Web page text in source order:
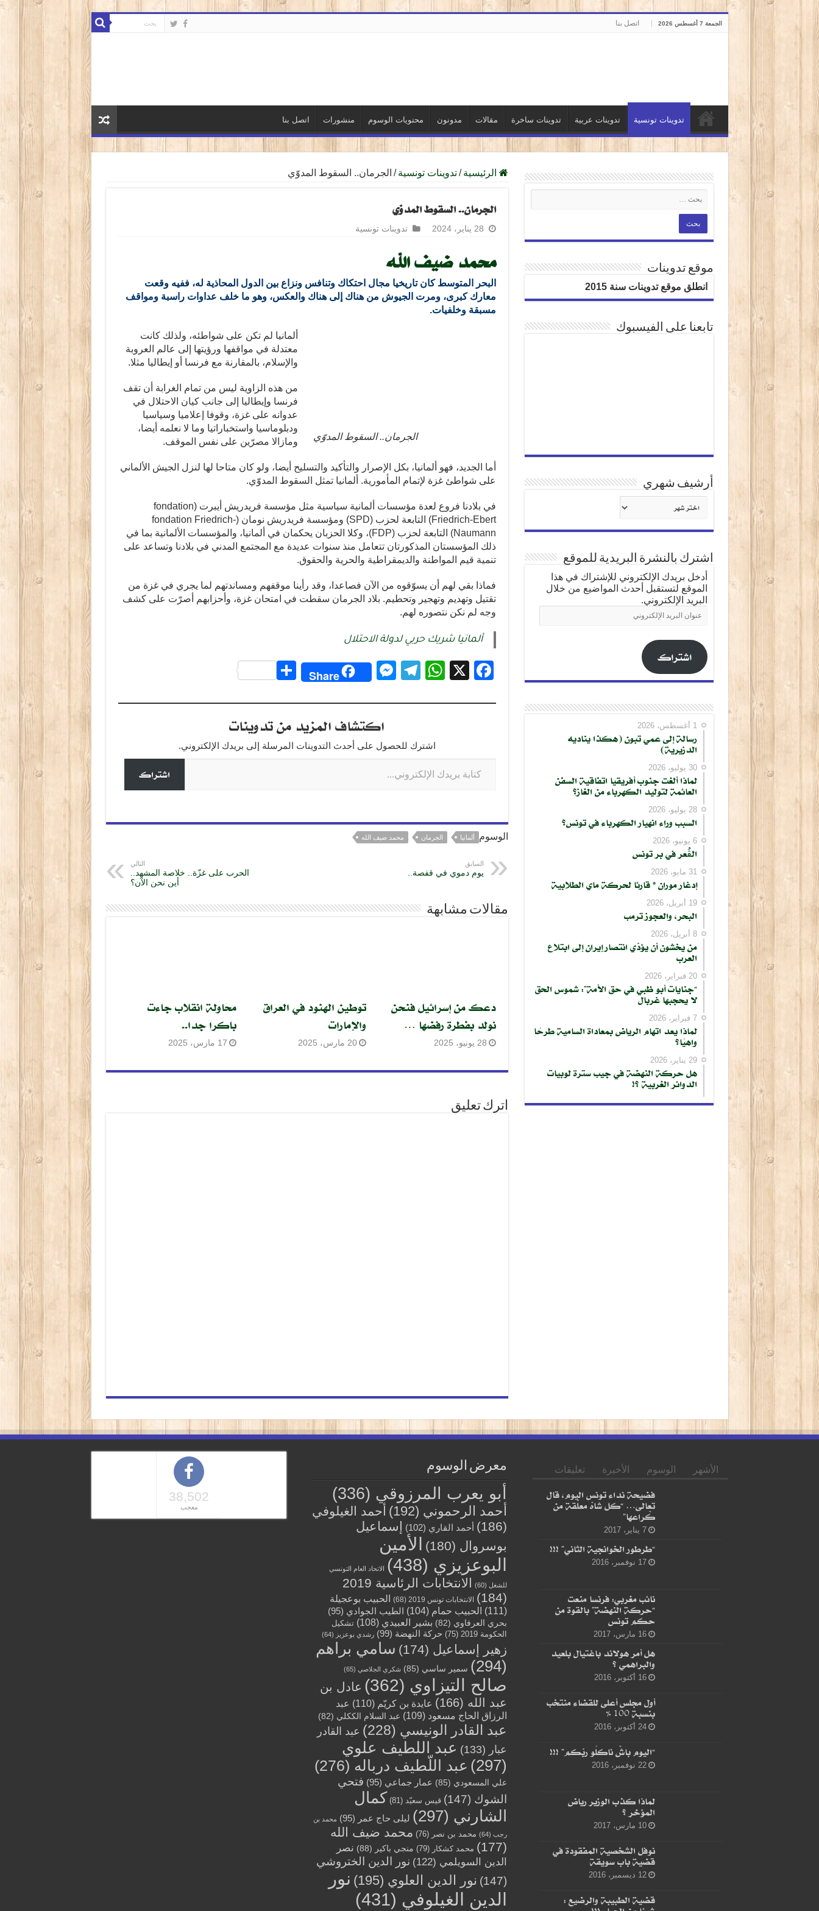
الجمعة 7 أغسطس 2026 اتصل بنا
تدوينات تونسية تدوينات عربية تدوينات ساخرة مقالات مدونون محتويات الوسوم منشورات اتصل بنا
الرئيسية / تدوينات تونسية / الجرمان.. السقوط المدوّي
الجرمان.. السقوط المدوّي
28 يناير، 2024 تدوينات تونسية
محمد ضيف الله
البحر المتوسط كان تاريخيا مجال احتكاك وتنافس ونزاع بين الدول المحاذية له، ففيه وقعت
معارك كبرى، ومرت الجيوش من هناك إلى هناك والعكس، وهو ما خلف عداوات راسبة ومواقف
مسبقة وخلفيات.
الجرمان.. السقوط المدوّي
ألمانيا لم تكن على شواطئه، ولذلك كانت
معتدلة في مواقفها ورؤيتها إلى عالم العروبة
والإسلام، بالمقارنة مع فرنسا أو إيطاليا مثلا.
من هذه الزاوية ليس من تمام الغرابة أن تقف
فرنسا وإيطاليا إلى جانب كيان الاحتلال في
عدوانه على غزة، وقوفا إعلاميا وسياسيا
ودبلوماسيا واستخباراتيا وما لا نعلمه أيضا،
ومازالا مصرّين على نفس الموقف.
أما الجديد، فهو ألمانيا، بكل الإصرار والتأكيد والتسليح أيضا، ولو كان متاحا لها لنزل الجيش الألماني
على شواطئ غزة لإتمام المأمورية. ألمانيا تمثل السقوط المدوّي.
في بلادنا فروع لعدة مؤسسات ألمانية سياسية مثل مؤسسة فريدريش أيبرت (fondation
Friedrich-Ebert) التابعة لحزب (SPD) ومؤسسة فريدريش نومان (fondation Friedrich-
Naumann) التابعة لحزب (FDP)، وكلا الحزبان يحكمان في ألمانيا، والمؤسسات الألمانية بما في
ذلك المؤسستان المذكورتان تتعامل منذ سنوات عديدة مع المجتمع المدني في بلادنا وتساعد على
تنمية قيم المواطنة والديمقراطية والحرية والحقوق.
فماذا بقي لهم أن يسوّقوه من الآن فصاعدا، وقد رأينا موقفهم ومساندتهم لما يجري في غزة من
تقتيل وتهديم وتهجير وتحطيم. بلاد الجرمان سقطت في امتحان غزة، وأحزابهم أصرّت على كشف
وجه لم نكن نتصوره لهم.
ألمانيا شريك حربي لدولة الاحتلال
F
c
o
X
W
at
A
p
T
e
gr
a
M
ss
e
n
Share
ar
e
اكتشاف المزيد من تدوينات
اشترك للحصول على أحدث التدوينات المرسلة إلى بريدك الإلكتروني.
كتابة بريدك الإلكتروني...
اشتراك
الوسوم ألمانيا الجرمان محمد ضيف الله
السابق
يوم دموي في قفصة..
التالي
الحرب على غزّة.. خلاصة المشهد..
أين نحن الآن؟
مقالات مشابهة
دعك من إسرائيل فنحن
نولد بفطرة رفضها …
28 يونيو، 2025
توطين الهنود في العراق
والإمارات
20 مارس، 2025
محاولة انقلاب جاءت
باكرا جدا..
17 مارس، 2025
اترك تعليق
موقع تدوينات
انطلق موقع تدوينات سنة 2015
تابعنا على الفيسبوك
أرشيف شهري
شهري
اشترك بالنشرة البريدية للموقع
أدخل بريدك الإلكتروني للإشتراك في هذا
الموقع لتستقبل أحدث المواضيع من خلال
البريد الإلكتروني.
عنوان
البريد
اشتراك
1 أغسطس، 2026
رسالة إلى عمي تبون (هكذا يناديه
الدزيرية)
30 يوليو، 2026
لماذا ألغت جنوب أفريقيا اتفاقية السفن
العائمة لتوليد الكهرباء من الغاز؟
28 يوليو، 2026
السبب وراء انهيار الكهرباء في تونس؟
6 يونيو، 2026
الڨُعر في بر تونس
31 مايو، 2026
إدغار موران * قارئا لحركة ماي الطلابية
19 أبريل، 2026
البحر، والعجوز ترمب
8 أبريل، 2026
من يخشون أن يؤدّي انتصار إيران إلى ابتلاع
العرب
20 فبراير، 2026
“جنايات أبو ظبي في حق الأمة”: شموس الحق
لا يحجبها غربال
7 فبراير، 2026
لماذا يعد اتهام الرياض بمعاداة السامية طرحًا
واهيًا؟
29 يناير، 2026
هل حركة النهضة في جيب سترة لوبيات
الدوائر الغربية ؟!
الأشهر الوسوم الأخيرة تعليقات
فضيحة نداء تونس اليوم، قال
تعالى… “كل شاهْ معلّقة من
كْراعها”
7 يناير، 2017
“طرطور الخوانجية الثاني” !!!
17 نوفمبر، 2016
نائب مغربي: فرنسا منعت
“حركة النهضة” بالقوة من
حكم تونس
16 مارس، 2017
هل أمر هولاند باغتيال بلعيد
والبراهمي ؟
16 أكتوبر، 2016
أول مجلس أعلى للقضاء منتخب
بنسبة 100 %
24 أكتوبر، 2016
“اليوم باشْ ناكلُو ربّكم” !!!
22 نوفمبر، 2016
لماذا كذب الوزير رياض
المؤخر ؟
10 مارس، 2017
نوفل الشخصية المفقودة في
قضية باب سويقة
12 ديسمبر، 2016
قضية الطبيبة والرضيع :
معرض الوسوم
أبو يعرب المرزوقي (336)
أحمد الرحموني (192)
أحمد الغيلوفي
(186)
أحمد القاري (102)
إسماعيل
بوسروال (180)
الأمين
البوعزيزي (438) الاتحاد العام التونسي
للشغل (60)
الانتخابات الرئاسية 2019
(184)
الانتخابات تونس 2019 (68)
الحبيب بوعجيلة
(111)
الحبيب حمام (104) الطيب الجوادي (95)
بحري العرفاوي (82) بشير العبيدي (108)
تشكيل
الحكومة 2019
(75) حركة النهضة (99) رشدي بوعزيز (64)
زهير إسماعيل (174)
سامي براهم
(294)
سمير ساسي (85) شكري الجلاصي(65)
صالح التيزاوي (362)
عادل بن
عبد الله (166) عايدة بن كريّم (110)
عبد
الرزاق الحاج مسعود (109) عبد السلام الككلي (82)
عبد القادر الونيسي (228)
عبد القادر
عبار (133)
عبد اللطيف علوي
(297)
عبد اللّطيف درباله (276)
علي المسعودي (85) عمار جماعي (95)
فتحي
الشوك (147) قيس سعيّد(81)
كمال
الشارني (297) ليلى حاج عمر (95) محمد بن
رجب(64) محمد بن نصر (76)
محمد ضيف الله
(177)
محمد كشكار (79) منجي باكير (88)
نصر
الدين السويلمي (122)
نور الدين الختروشي
(147)
نور الدين العلوي (195)
نور
الدين الغيلوفي (431)
38,502
معجب